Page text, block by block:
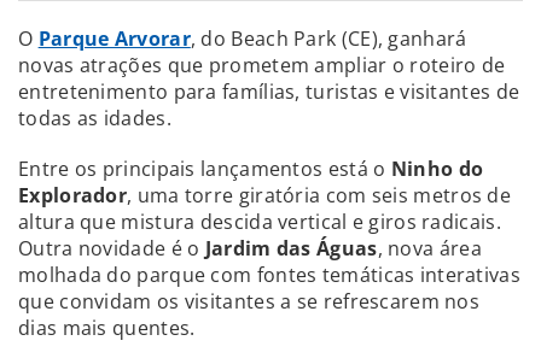
O Parque Arvorar, do Beach Park (CE), ganhará
novas atrações que prometem ampliar o roteiro de
entretenimento para famílias, turistas e visitantes de
todas as idades.
Entre os principais lançamentos está o Ninho do
Explorador, uma torre giratória com seis metros de
altura que mistura descida vertical e giros radicais.
Outra novidade é o Jardim das Águas, nova área
molhada do parque com fontes temáticas interativas
que convidam os visitantes a se refrescarem nos
dias mais quentes.